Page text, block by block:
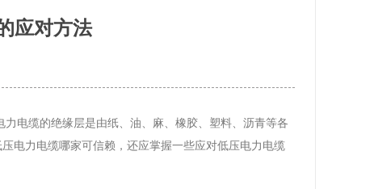
应对方法
电缆的绝缘层是由纸、油、麻、橡胶、塑料、沥青等各
电力电缆哪家可信赖，还应掌握一些应对低压电力电缆